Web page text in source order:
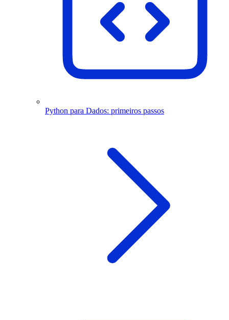
Python para Dados: primeiros passos